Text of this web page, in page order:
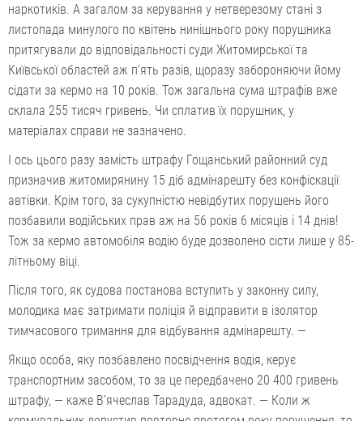
наркотиків. А загалом за керування у нетверезому стані з
листопада минулого по квітень нинішнього року порушника
притягували до відповідальності суди Житомирської та
Київської областей аж п’ять разів, щоразу забороняючи йому
сідати за кермо на 10 років. Тож загальна сума штрафів вже
склала 255 тисяч гривень. Чи сплатив їх порушник, у
матеріалах справи не зазначено.
І ось цього разу замість штрафу Гощанський районний суд
призначив житомирянину 15 діб адмінарешту без конфіскації
автівки. Крім того, за сукупністю невідбутих порушень його
позбавили водійських прав аж на 56 років 6 місяців і 14 днів!
Тож за кермо автомобіля водію буде дозволено сісти лише у 85-
літньому віці.
Після того, як судова постанова вступить у законну силу,
молодика має затримати поліція й відправити в ізолятор
тимчасового тримання для відбування адмінарешту. —
Якщо особа, яку позбавлено посвідчення водія, керує
транспортним засобом, то за це передбачено 20 400 гривень
штрафу, — каже В’ячеслав Тарадуда, адвокат. — Коли ж